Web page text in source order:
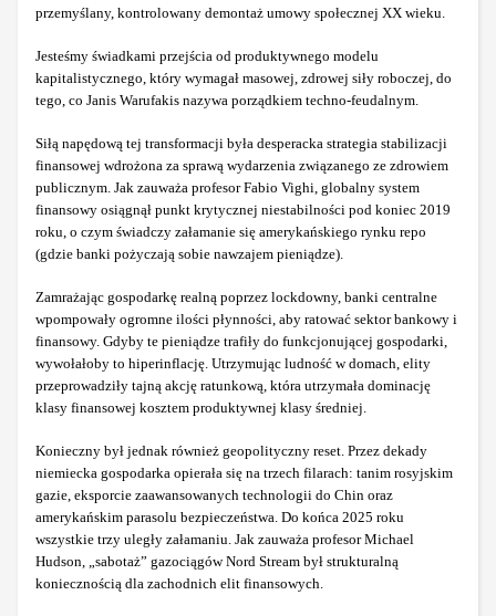
przemyślany, kontrolowany demontaż umowy społecznej XX wieku.
Jesteśmy świadkami przejścia od produktywnego modelu
kapitalistycznego, który wymagał masowej, zdrowej siły roboczej, do
tego, co Janis Warufakis nazywa porządkiem techno-feudalnym.
Siłą napędową tej transformacji była desperacka strategia stabilizacji
finansowej wdrożona za sprawą wydarzenia związanego ze zdrowiem
publicznym. Jak zauważa profesor Fabio Vighi, globalny system
finansowy osiągnął punkt krytycznej niestabilności pod koniec 2019
roku, o czym świadczy załamanie się amerykańskiego rynku repo
(gdzie banki pożyczają sobie nawzajem pieniądze).
Zamrażając gospodarkę realną poprzez lockdowny, banki centralne
wpompowały ogromne ilości płynności, aby ratować sektor bankowy i
finansowy. Gdyby te pieniądze trafiły do funkcjonującej gospodarki,
wywołałoby to hiperinflację. Utrzymując ludność w domach, elity
przeprowadziły tajną akcję ratunkową, która utrzymała dominację
klasy finansowej kosztem produktywnej klasy średniej.
Konieczny był jednak również geopolityczny reset. Przez dekady
niemiecka gospodarka opierała się na trzech filarach: tanim rosyjskim
gazie, eksporcie zaawansowanych technologii do Chin oraz
amerykańskim parasolu bezpieczeństwa. Do końca 2025 roku
wszystkie trzy uległy załamaniu. Jak zauważa profesor Michael
Hudson, „sabotaż” gazociągów Nord Stream był strukturalną
koniecznością dla zachodnich elit finansowych.